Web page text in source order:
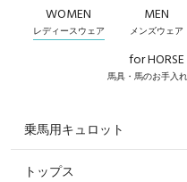
WOMEN
レディースウェア
MEN
メンズウェア
for HORSE
馬具・馬のお手入
乗馬用キュロット
すべてのキュロット
トップス